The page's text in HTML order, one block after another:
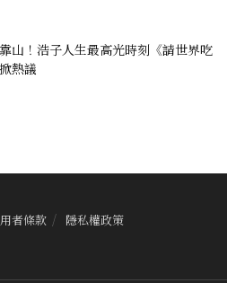
山！浩子人生最高光時刻《請世界吃
熱議
者條款 隱私權政策